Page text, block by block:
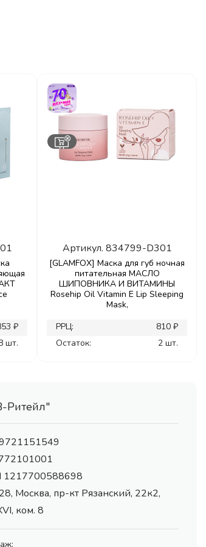
₽
шт.
Артикул. 834799-D301
[GLAMFOX] Маска для губ ночная
питательная МАСЛО
ШИПОВНИКА И ВИТАМИНЫ
Rosehip Oil Vitamin E Lip Sleeping
Mask,
РРЦ:
810 ₽
Остаток:
2 шт.
Ритейл"
Москва, пр-кт Рязанский, 22к2,
ком. 8